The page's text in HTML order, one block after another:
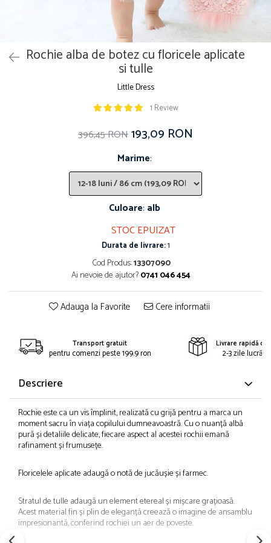
Rochie alba de botez cu floricele aplicate
si tulle
Little Dress
1 Review
396,45 RON193,09 RON
Marime:
Culoare: alb
STOC EPUIZAT
Durata de livrare:1
Cod Produs:13307090
Ai nevoie de ajutor?0741 046 454
Adauga la Favorite Cere informatii
Transport gratuit
pentru comenzi peste 199.9 ron
Livrare rapidă
2-3 zile
Descriere
Rochie este ca un vis împlinit, realizată cu grijă pentru a marca un
moment sacru în viața copilului dumneavoastră. Cu o nuanță albă
pură și detaliile delicate, fiecare aspect al acestei rochii emană
rafinament și frumusețe.
Floricelele aplicate adaugă o notă de jucăușie și farmec.
Stratul de tulle adaugă un element etereal și mișcare grațioasă.
Acest material fin și plin de eleganță creează o imagine de ansamblu
impresionantă, conferind rochiei un aer de poveste.